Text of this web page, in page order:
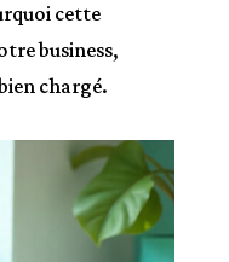
cette
business,
chargé.